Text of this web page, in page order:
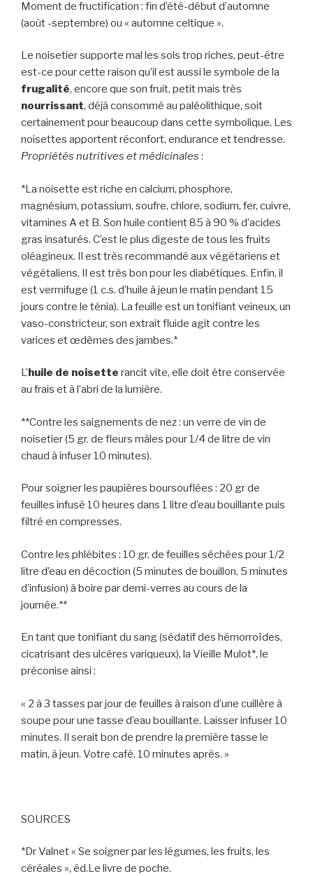
Moment de fructification : fin d’été-début d’automne
(août -septembre) ou « automne celtique ».
Le noisetier supporte mal les sols trop riches, peut-être
est-ce pour cette raison qu’il est aussi le symbole de la
frugalité, encore que son fruit, petit mais très
nourrissant, déjà consommé au paléolithique, soit
certainement pour beaucoup dans cette symbolique. Les
noisettes apportent réconfort, endurance et tendresse.
Propriétés nutritives et médicinales :
*La noisette est riche en calcium, phosphore,
magnésium, potassium, soufre, chlore, sodium, fer, cuivre,
vitamines A et B. Son huile contient 85 à 90 % d’acides
gras insaturés. C’est le plus digeste de tous les fruits
oléagineux. Il est très recommandé aux végétariens et
végétaliens. Il est très bon pour les diabétiques. Enfin, il
est vermifuge (1 c.s. d’huile à jeun le matin pendant 15
jours contre le ténia). La feuille est un tonifiant veineux, un
vaso-constricteur, son extrait fluide agit contre les
varices et œdèmes des jambes.*
L’huile de noisette rancit vite, elle doit être conservée
au frais et à l’abri de la lumière.
**Contre les saignements de nez : un verre de vin de
noisetier (5 gr. de fleurs mâles pour 1/4 de litre de vin
chaud à infuser 10 minutes).
Pour soigner les paupières boursouflées : 20 gr de
feuilles infusé 10 heures dans 1 litre d’eau bouillante puis
filtré en compresses.
Contre les phlébites : 10 gr. de feuilles séchées pour 1/2
litre d’eau en décoction (5 minutes de bouillon, 5 minutes
d’infusion) à boire par demi-verres au cours de la
journée.**
En tant que tonifiant du sang (sédatif des hémorroïdes,
cicatrisant des ulcères variqueux), la Vieille Mulot*, le
préconise ainsi :
« 2 à 3 tasses par jour de feuilles à raison d’une cuillère à
soupe pour une tasse d’eau bouillante. Laisser infuser 10
minutes. Il serait bon de prendre la première tasse le
matin, à jeun. Votre café, 10 minutes après. »
SOURCES
*Dr Valnet « Se soigner par les légumes, les fruits, les
céréales », éd.Le livre de poche.